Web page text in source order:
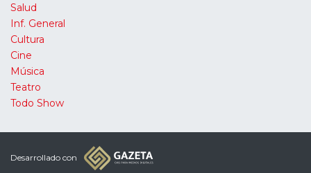
Salud
Inf. General
Cultura
Cine
Música
Teatro
Todo Show
Desarrollado con